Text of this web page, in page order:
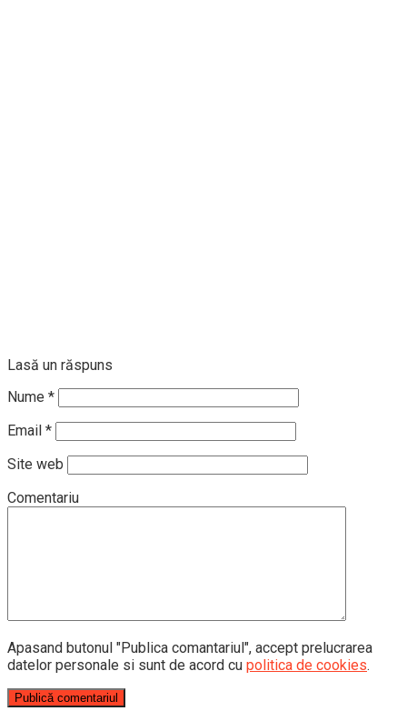
Lasă un răspuns
Nume *
Email *
Site web
Comentariu
Apasand butonul "Publica comantariul", accept prelucrarea
datelor personale si sunt de acord cu politica de cookies.